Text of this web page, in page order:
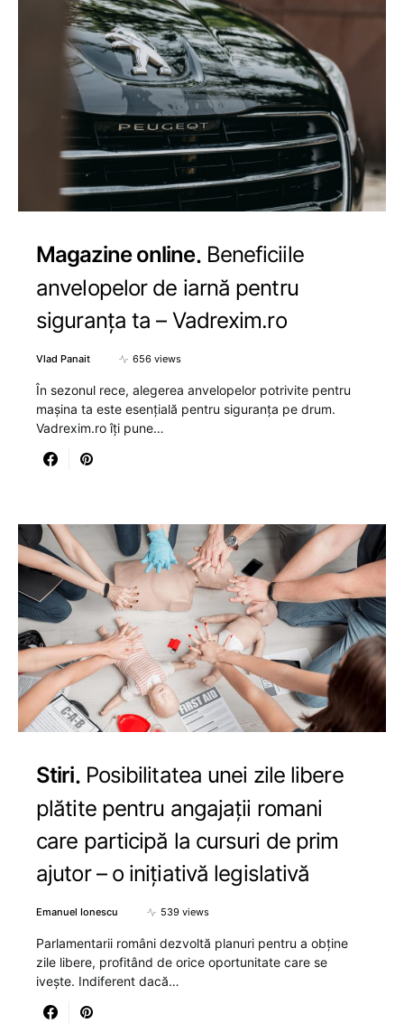
Magazine online Beneficiile
anvelopelor de iarnă pentru
siguranța ta – Vadrexim.ro
Vlad Panait 656 views
În sezonul rece, alegerea anvelopelor potrivite pentru
mașina ta este esențială pentru siguranța pe drum.
Vadrexim.ro îți pune…
Stiri Posibilitatea unei zile libere
plătite pentru angajații romani
care participă la cursuri de prim
ajutor – o inițiativă legislativă
Emanuel Ionescu 539 views
Parlamentarii români dezvoltă planuri pentru a obține
zile libere, profitând de orice oportunitate care se
ivește. Indiferent dacă…